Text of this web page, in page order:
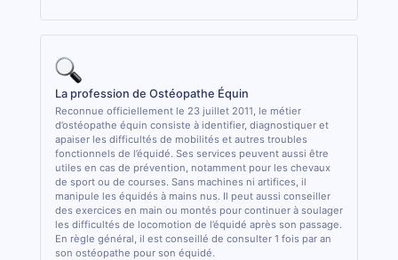
La profession de Ostéopathe Équin
Reconnue officiellement le 23 juillet 2011, le métier
d’ostéopathe équin consiste à identifier, diagnostiquer et
apaiser les difficultés de mobilités et autres troubles
fonctionnels de l’équidé. Ses services peuvent aussi être
utiles en cas de prévention, notamment pour les chevaux
de sport ou de courses. Sans machines ni artifices, il
manipule les équidés à mains nus. Il peut aussi conseiller
des exercices en main ou montés pour continuer à soulager
les difficultés de locomotion de l’équidé après son passage.
En règle général, il est conseillé de consulter 1 fois par an
son ostéopathe pour son équidé.